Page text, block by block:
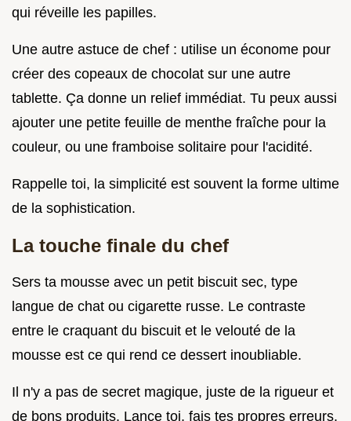
qui réveille les papilles.
Une autre astuce de chef : utilise un économe pour
créer des copeaux de chocolat sur une autre
tablette. Ça donne un relief immédiat. Tu peux aussi
ajouter une petite feuille de menthe fraîche pour la
couleur, ou une framboise solitaire pour l'acidité.
Rappelle toi, la simplicité est souvent la forme ultime
de la sophistication.
La touche finale du chef
Sers ta mousse avec un petit biscuit sec, type
langue de chat ou cigarette russe. Le contraste
entre le craquant du biscuit et le velouté de la
mousse est ce qui rend ce dessert inoubliable.
Il n'y a pas de secret magique, juste de la rigueur et
de bons produits. Lance toi, fais tes propres erreurs,